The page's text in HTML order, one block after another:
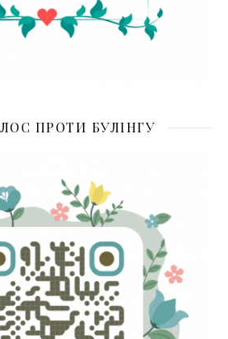
ПРОТИ БУЛІНГУ